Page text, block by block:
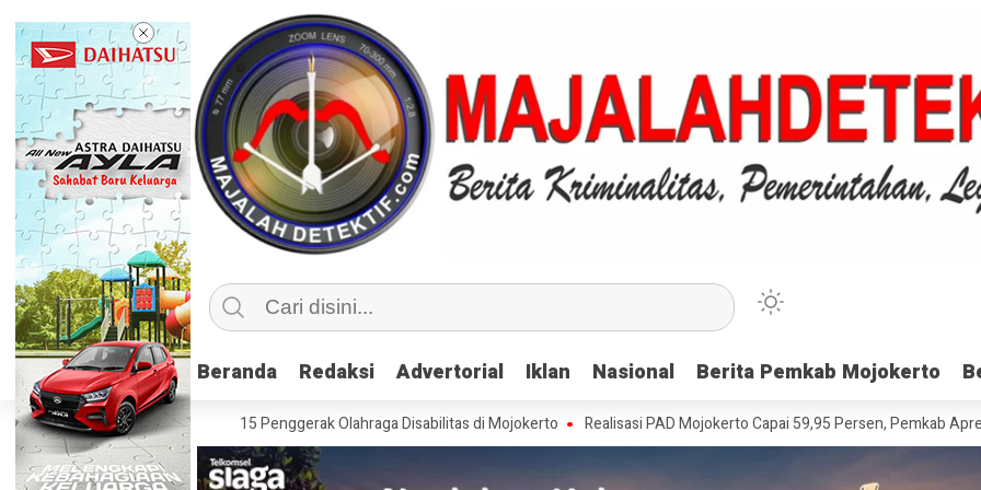
Beranda Redaksi Advertorial Iklan Nasional Berita Pemkab Mojokerto
Beranda Redaksi Advertorial Iklan Nasional Berita Pemkab Mojokerto
Kemenpora Latih 115 Penggerak Olahraga Disabilitas di Mojokerto Realisasi PAD Mojokerto Capai 59,95 Persen, Pemkab Apresiasi Wajib